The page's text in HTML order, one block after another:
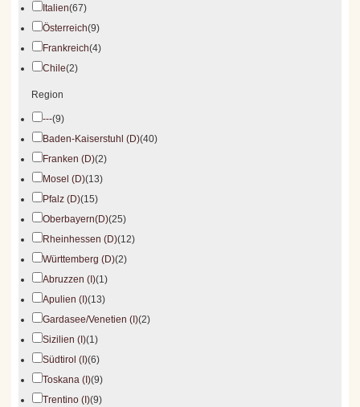
Italien(67)
Österreich(9)
Frankreich(4)
Chile(2)
Region
---(9)
Baden-Kaiserstuhl (D)(40)
Franken (D)(2)
Mosel (D)(13)
Pfalz (D)(15)
Oberbayern(D)(25)
Rheinhessen (D)(12)
Württemberg (D)(2)
Abruzzen (I)(1)
Apulien (I)(13)
Gardasee/Venetien (I)(2)
Sizilien (I)(1)
Südtirol (I)(6)
Toskana (I)(9)
Trentino (I)(9)